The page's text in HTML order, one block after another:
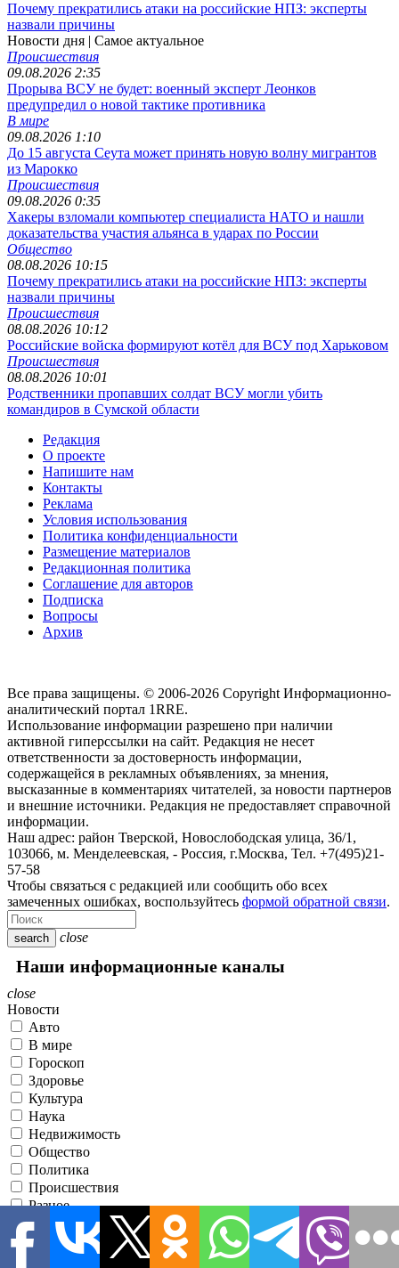
Почему прекратились атаки на российские НПЗ: эксперты
назвали причины
Новости дня | Самое актуальное
Происшествия
09.08.2026 2:35
Прорыва ВСУ не будет: военный эксперт Леонков
предупредил о новой тактике противника
В мире
09.08.2026 1:10
До 15 августа Сеута может принять новую волну мигрантов
из Марокко
Происшествия
09.08.2026 0:35
Хакеры взломали компьютер специалиста НАТО и нашли
доказательства участия альянса в ударах по России
Общество
08.08.2026 10:15
Почему прекратились атаки на российские НПЗ: эксперты
назвали причины
Происшествия
08.08.2026 10:12
Российские войска формируют котёл для ВСУ под Харьковом
Происшествия
08.08.2026 10:01
Родственники пропавших солдат ВСУ могли убить
командиров в Сумской области
Редакция
О проекте
Напишите нам
Контакты
Реклама
Условия использования
Политика конфиденциальности
Размещение материалов
Редакционная политика
Соглашение для авторов
Подписка
Вопросы
Архив
Все права защищены. © 2006-2026 Copyright Информационно-
аналитический портал 1RRE.
Использование информации разрешено при наличии
активной гиперссылки на сайт. Редакция не несет
ответственности за достоверность информации,
содержащейся в рекламных объявлениях, за мнения,
высказанные в комментариях читателей, за новости партнеров
и внешние источники. Редакция не предоставляет справочной
информации.
Наш адрес: район Тверской, Новослободская улица, 36/1 ,
103066, м. Менделеевская, - Россия, г.Москва, Тел. +7(495)21-
57-58
Чтобы связаться с редакцией или сообщить обо всех
замеченных ошибках, воспользуйтесь формой обратной связи.
search close
Наши информационные каналы
close
Новости
Авто
В мире
Гороскоп
Здоровье
Культура
Наука
Недвижимость
Общество
Политика
Происшествия
Разное
Спорт
Статьи
Строительство